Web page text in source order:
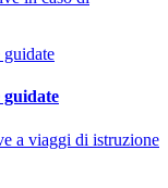
guidate
a viaggi di istruzione